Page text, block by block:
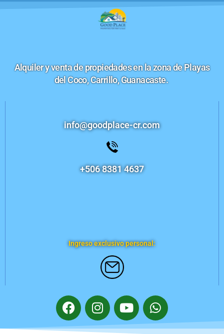
Alquiler y venta de propiedades en la zona de Playas
del Coco, Carrillo, Guanacaste.
info@goodplace-cr.com
+506 8381 4637
Ingreso exclusivo personal: